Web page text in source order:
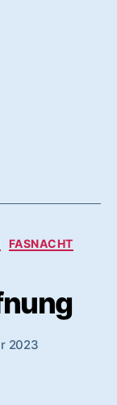
FASNACHT
2023